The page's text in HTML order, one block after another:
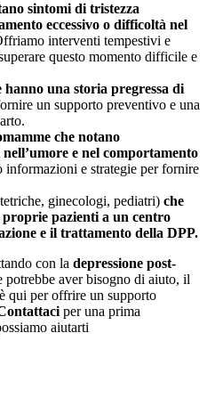
sintomi di tristezza
eccessivo o difficoltà nel
interventi tempestivi e
questo momento difficile e
una storia pregressa di
un supporto preventivo e una
che notano
e nel comportamento
informazioni e strategie per fornire
ginecologi, pediatri) che
pazienti a un centro
e il trattamento della DPP.
con la depressione post-
potrebbe aver bisogno di aiuto, il
qui per offrire un supporto
per una prima
aiutarti